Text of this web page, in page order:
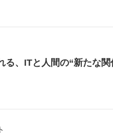
る、ITと人間の“新たな